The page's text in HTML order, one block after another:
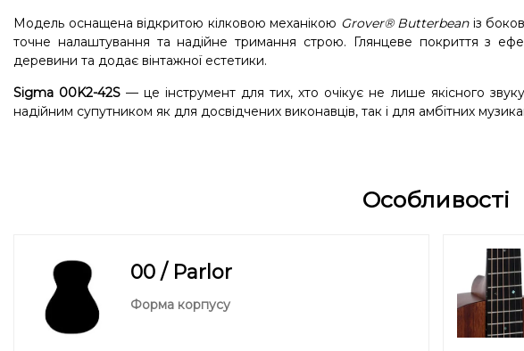
Модель оснащена відкритою кілковою механікою Grover® Butterbeanіз
точне налаштування та надійне тримання строю. Глянцеве покриття з
деревини та додає вінтажної естетики.
Sigma 00K2-42S — це інструмент для тих, хто очікує не лише якісного
надійним супутником як для досвідчених виконавців, так і для амбітних
Особливості
00 / Parlor
Форма корпусу